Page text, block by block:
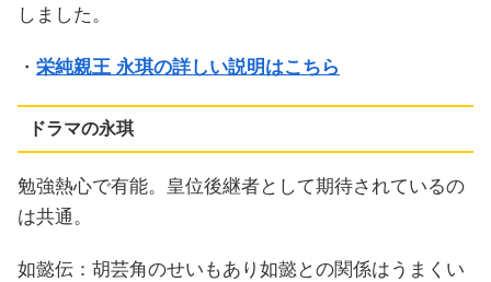
しました。
・ 栄純親王 永琪の詳しい説明はこちら
ドラマの永琪
勉強熱心で有能。皇位後継者として期待されているの
は共通。
如懿伝：胡芸角のせいもあり如懿との関係はうまくい